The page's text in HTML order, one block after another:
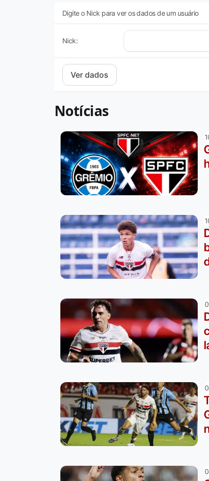
Digite o Nick para ver os dados de um usuário
Nick:
Notícias